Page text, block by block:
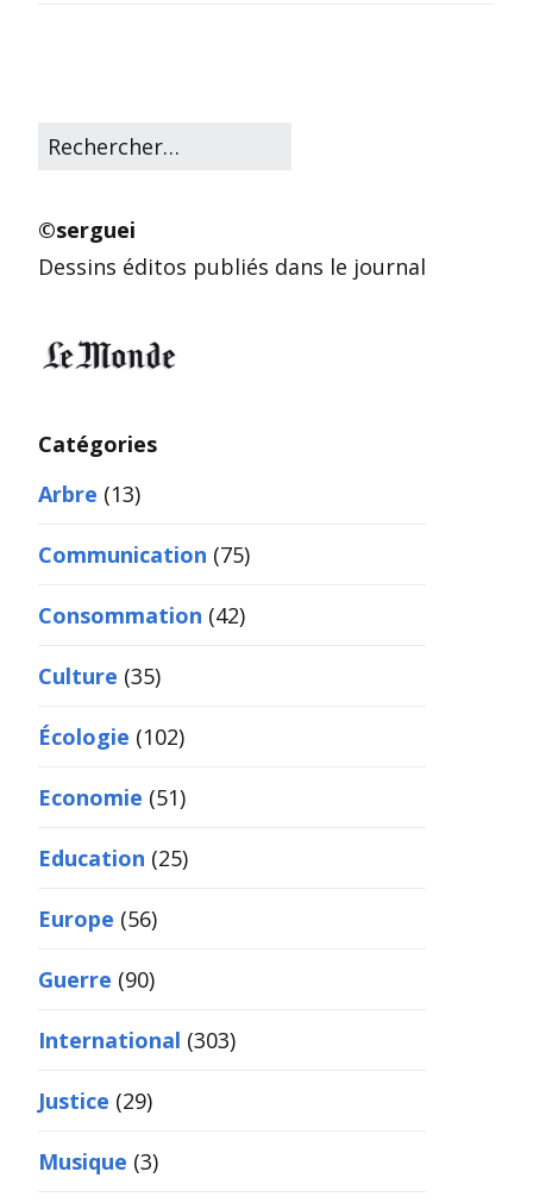
©serguei
Dessins éditos publiés dans le journal
Catégories
Arbre (13)
Communication (75)
Consommation (42)
Culture (35)
Écologie (102)
Economie (51)
Education (25)
Europe (56)
Guerre (90)
International (303)
Justice (29)
Musique (3)